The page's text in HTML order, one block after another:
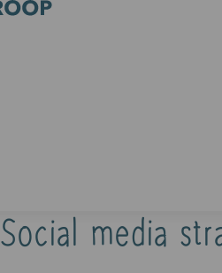
Social media